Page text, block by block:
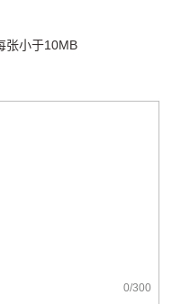
张小于10MB
0/300